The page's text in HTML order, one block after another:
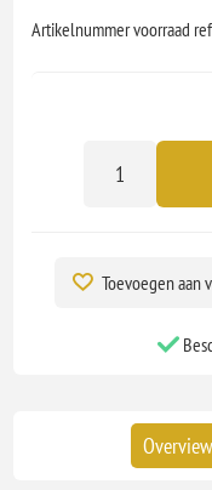
Artikelnummer voorraad
Toevoegen aan
Overview